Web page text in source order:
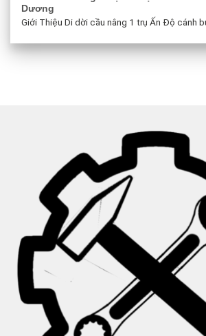
Dương
Giới Thiệu Di dời cầu nâng 1 trụ Ấn Độ cánh